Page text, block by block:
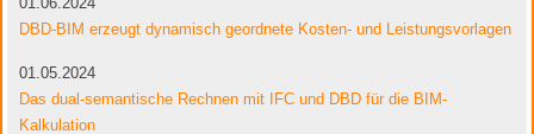
DBD-BIM erzeugt dynamisch geordnete Kosten- und Leistungsvorlagen
01.05.2024
Das dual-semantische Rechnen mit IFC und DBD für die BIM-
Kalkulation